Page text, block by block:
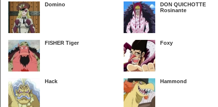
Domino
DON QUICHOTTE
Rosinante
FISHER Tiger Foxy
Hack Hammond